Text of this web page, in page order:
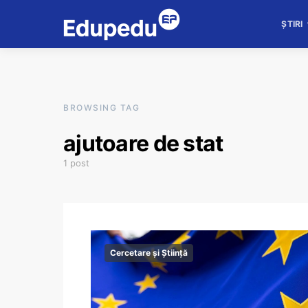
ȘTIRI
BROWSING TAG
ajutoare de stat
1 post
Cercetare și Știință